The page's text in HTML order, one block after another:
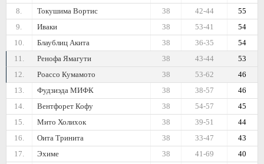
8.
Токушима Вортис 55
42-44
38
9.
Иваки 54
53-41
38
10.
Блаублиц Акита 54
36-35
38
11.
Ренофа Ямагути 53
43-44
38
12.
Роассо Кумамото 46
53-62
38
13.
Фудзиэда МИФК 46
38-57
38
14.
Вентфорет Кофу 45
54-57
38
15.
Мито Холихок 44
39-51
38
16.
Оита Тринита 43
33-47
38
17.
Эхиме 40
41-69
38